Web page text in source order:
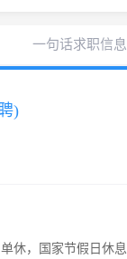
一句话求职信息
)
休，国家节假日休息